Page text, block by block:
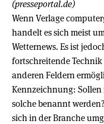
(presseportal.de)
Wenn Verlage
handelt es sich meist
Wetternews. Es ist
fortschreitende
anderen Feldern
Kennzeichnung: Sollen
solche benannt
sich in der Branche